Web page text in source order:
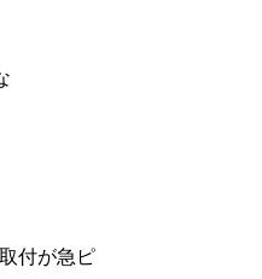
付が急ピ